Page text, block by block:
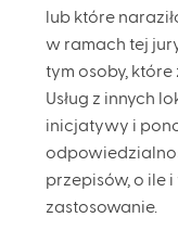
lub które
w ramach tej
tym osoby,
Usług z innych
inicjatywy i
przepisów, o ile
zastosowanie.